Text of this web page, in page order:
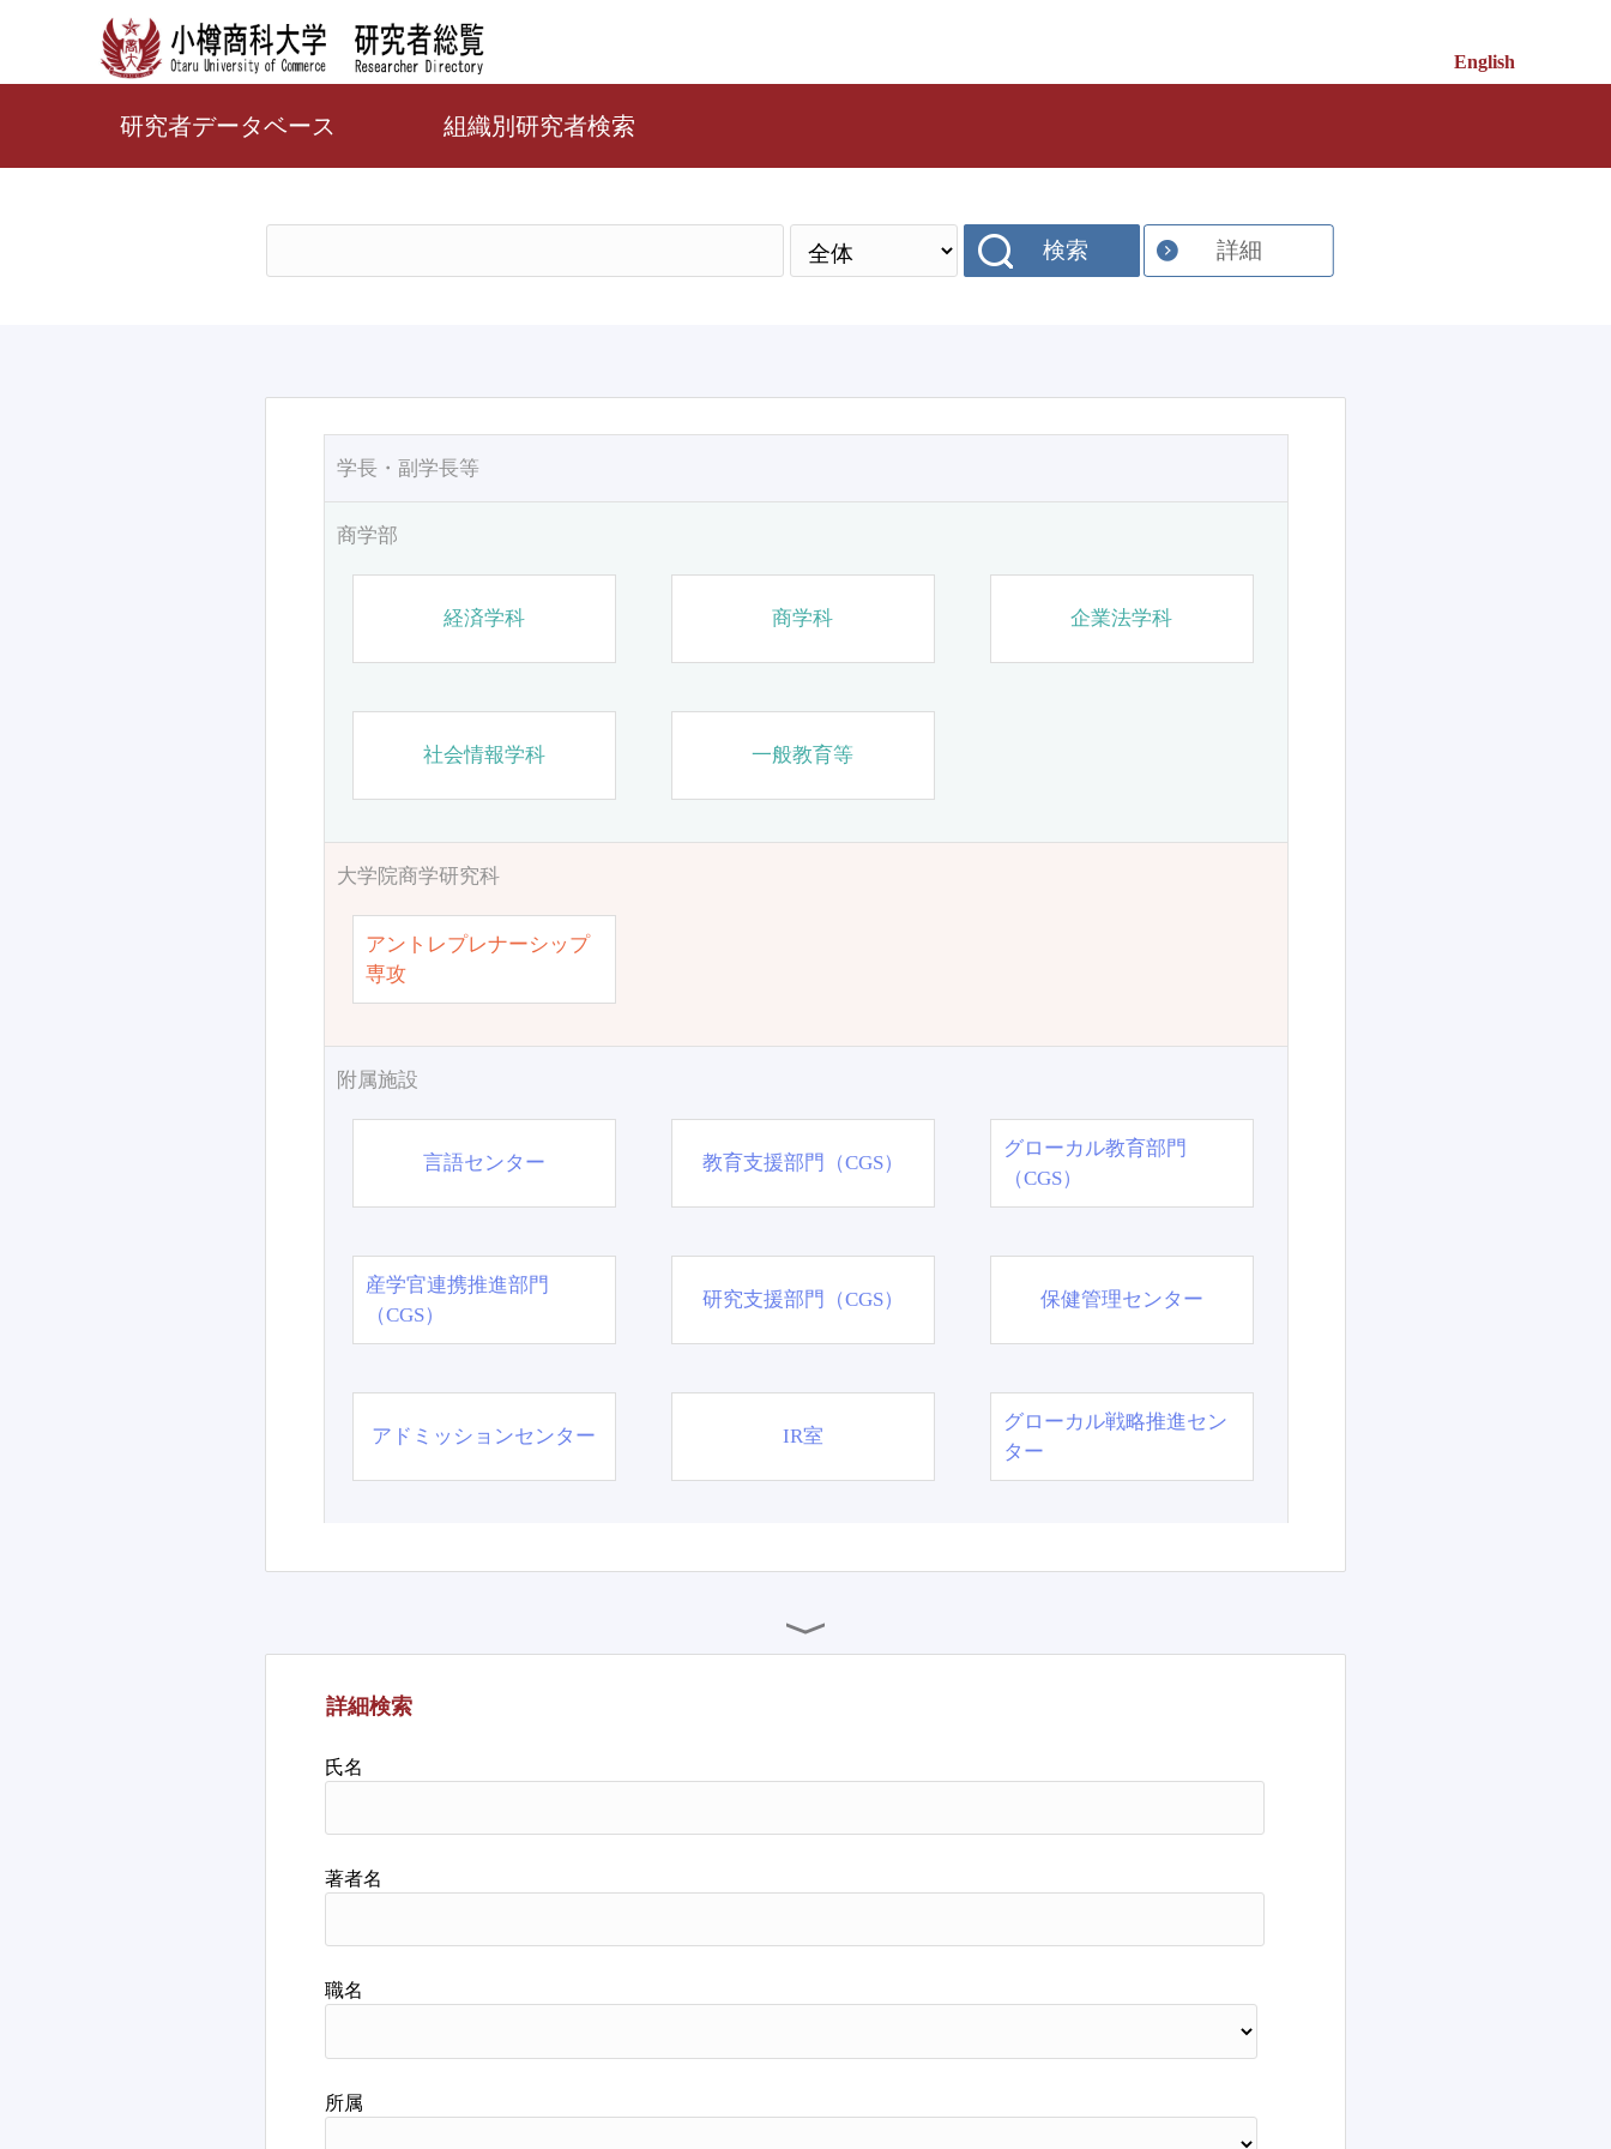
English
研究者データベース 組織別研究者検索
検索 詳細
学長・副学長等
商学部
経済学科 商学科 企業法学科
社会情報学科 一般教育等
大学院商学研究科
アントレプレナーシップ
専攻
附属施設
言語センター 教育支援部門（CGS）
グローカル教育部門
（CGS）
産学官連携推進部門
（CGS）
研究支援部門（CGS） 保健管理センター
アドミッションセンター IR室
グローカル戦略推進セン
ター
詳細検索
氏名
著者名
職名
所属